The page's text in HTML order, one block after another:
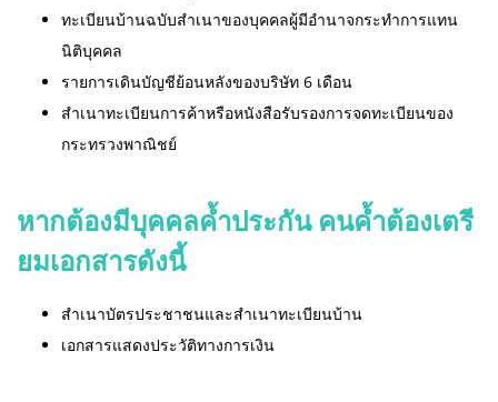
ทะเบียนบ้านฉบับสำเนาของบุคคลผู้มีอำนาจกระทำการแทน
นิติบุคคล
รายการเดินบัญชีย้อนหลังของบริษัท 6 เดือน
สำเนาทะเบียนการค้าหรือหนังสือรับรองการจดทะเบียนของ
กระทรวงพาณิชย์
หากต้องมีบุคคลค้ำประกัน คนค้ำต้องเตรี
ยมเอกสารดังนี้
สำเนาบัตรประชาชนและสำเนาทะเบียนบ้าน
เอกสารแสดงประวัติทางการเงิน